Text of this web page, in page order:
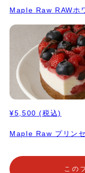
Maple Raw RAWホ
¥5,500 (税込)
Maple Raw プリン
この